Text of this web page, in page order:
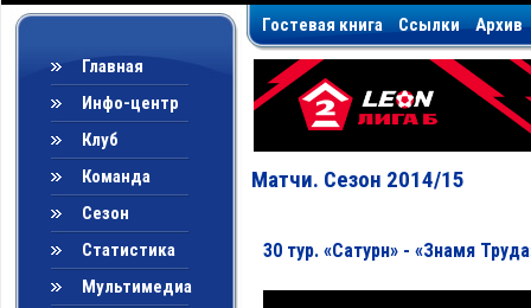
Главная
Инфо-центр
Клуб
Команда
Сезон
Статистика
Мультимедиа
Гостевая книга Ссылки Архив
Матчи. Сезон 2014/15
30 тур. «Сатурн» - «Знамя